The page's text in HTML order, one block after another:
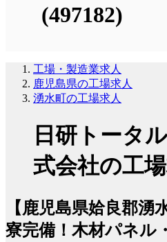
(497182)
工場・製造業求人
鹿児島県の工場求人
湧水町の工場求人
日研トータ
式会社の工
【鹿児島県姶良郡湧
寮完備！木材パネル